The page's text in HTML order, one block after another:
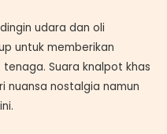
udara dan oli
untuk memberikan
Suara knalpot khas
nuansa nostalgia namun